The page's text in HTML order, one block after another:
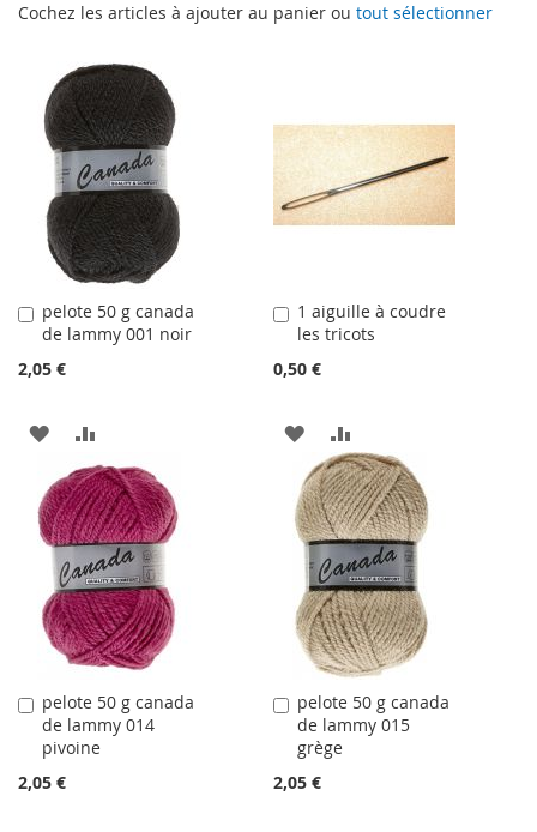
Cochez les articles à ajouter au panier ou tout sélectionner
pelote 50 g canada
de lammy 001 noir
2,05 €
Ajouter
au
panier
AJOUTER
LA
LISTE
D'ACHATS
AU
COMPARATEUR
1 aiguille à coudre
les tricots
0,50 €
Ajouter
au
panier
AJOUTER
À
LA
LISTE
D'ACHATS
AU
COMPARATEUR
pelote 50 g canada
de lammy 014
pivoine
2,05 €
Ajouter
au
panier
pelote 50 g canada
de lammy 015
grège
2,05 €
Ajouter
au
panier